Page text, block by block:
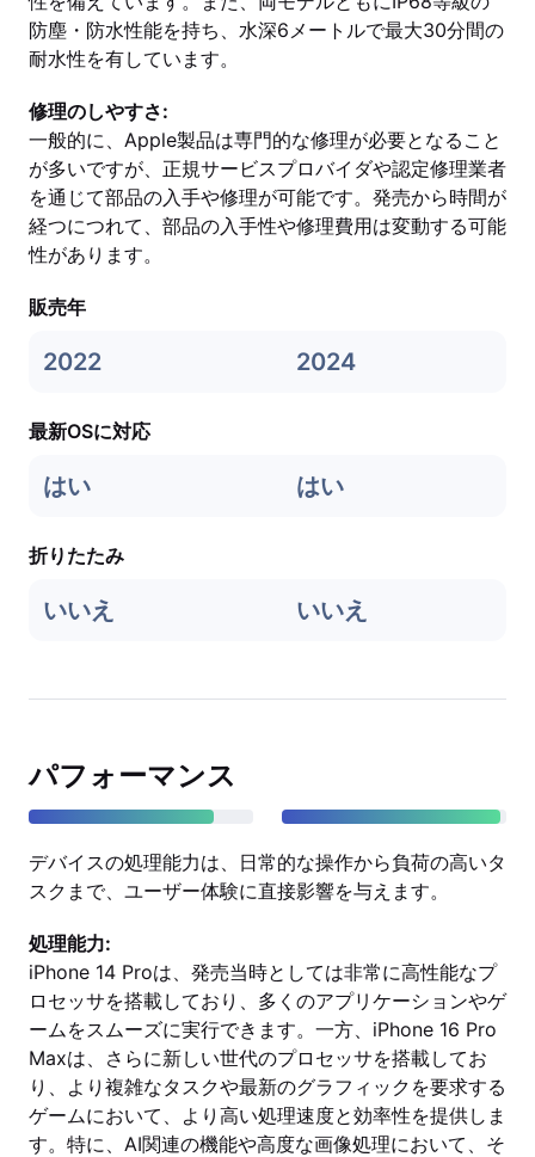
防塵・防水性能を持ち、水深6メートルで最大30分間の
耐水性を有しています。
修理のしやすさ:
一般的に、Apple製品は専門的な修理が必要となること
が多いですが、正規サービスプロバイダや認定修理業者
を通じて部品の入手や修理が可能です。発売から時間が
経つにつれて、部品の入手性や修理費用は変動する可能
性があります。
販売年
2022 2024
最新OSに対応
はい はい
折りたたみ
いいえ いいえ
パフォーマンス
デバイスの処理能力は、日常的な操作から負荷の高いタ
スクまで、ユーザー体験に直接影響を与えます。
処理能力:
iPhone 14 Proは、発売当時としては非常に高性能なプ
ロセッサを搭載しており、多くのアプリケーションやゲ
ームをスムーズに実行できます。一方、iPhone 16 Pro
Maxは、さらに新しい世代のプロセッサを搭載してお
り、より複雑なタスクや最新のグラフィックを要求する
ゲームにおいて、より高い処理速度と効率性を提供しま
す。特に、AI関連の機能や高度な画像処理において、そ